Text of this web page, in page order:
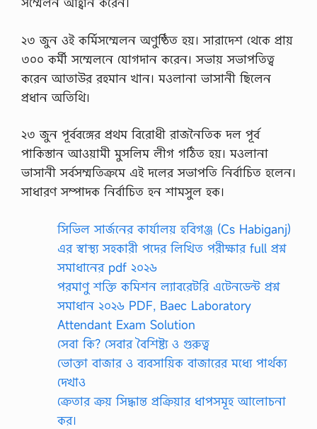
২৩ জুন ওই কর্মিসম্মেলন অণুষ্ঠিত হয়। সারাদেশ থেকে প্রায়
৩০০ কর্মী সম্মেলনে যোগদান করেন। সভায় সভাপতিত্ব
করেন আতাউর রহমান খান। মওলানা ভাসানী ছিলেন
প্রধান অতিথি।
২৩ জুন পূর্ববঙ্গের প্রথম বিরোধী রাজনৈতিক দল পূর্ব
পাকিস্তান আওয়ামী মুসলিম লীগ গঠিত হয়। মওলানা
ভাসানী সর্বসম্মতিক্রমে এই দলের সভাপতি নির্বাচিত হলেন।
সাধারণ সম্পাদক নির্বাচিত হন শামসুল হক।
সিভিল সার্জনের কার্যালয় হবিগঞ্জ (Cs Habiganj)
এর স্বাস্থ্য সহকারী পদের লিখিত পরীক্ষার full প্রশ্ন
সমাধানের pdf ২০২৬
পরমাণু শক্তি কমিশন ল্যাবরেটরি এটেনডেন্ট প্রশ্ন
সমাধান ২০২৬ PDF, Baec Laboratory
Attendant Exam Solution
সেবা কি? সেবার বৈশিষ্ট্য ও গুরুত্ব
ভোক্তা বাজার ও ব্যবসায়িক বাজারের মধ্যে পার্থক্য
দেখাও
ক্রেতার ক্রয় সিদ্ধান্ত প্রক্রিয়ার ধাপসমূহ আলোচনা
কর।